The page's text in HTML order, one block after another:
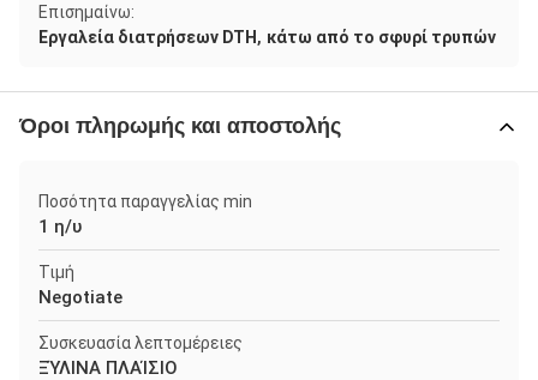
Επισημαίνω:
Εργαλεία διατρήσεων DTH , κάτω από το σφυρί τρυπών
Όροι πληρωμής και αποστολής
Ποσότητα παραγγελίας min
1 η/υ
Τιμή
Negotiate
Συσκευασία λεπτομέρειες
ΞΎΛΙΝΑ ΠΛΑΊΣΙΟ